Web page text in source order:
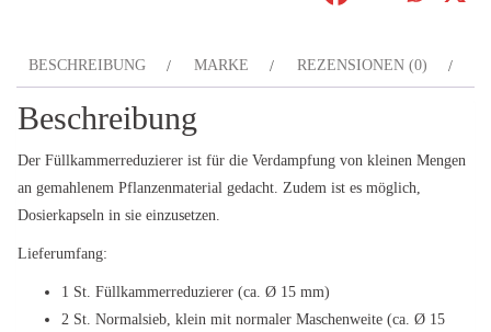
BESCHREIBUNG MARKE REZENSIONEN (0)
Beschreibung
Der Füllkammerreduzierer ist für die Verdampfung von kleinen Mengen
an gemahlenem Pflanzenmaterial gedacht. Zudem ist es möglich,
Dosierkapseln in sie einzusetzen.
Lieferumfang:
1 St. Füllkammerreduzierer (ca. Ø 15 mm)
2 St. Normalsieb, klein mit normaler Maschenweite (ca. Ø 15